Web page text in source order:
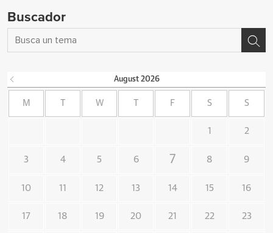
Buscador
August 2026
M W F S S
1 2
3 4 5 6 7 8 9
10 11 12 13 14 15 16
17 18 19 20 21 22 23